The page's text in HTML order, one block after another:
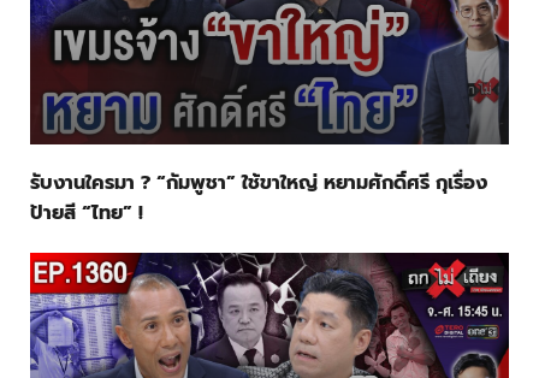
รับงานใครมา ? “กัมพูชา” ใช้ขาใหญ่ หยามศักดิ์ศรี กุเรื่อง
ป้ายสี “ไทย” !